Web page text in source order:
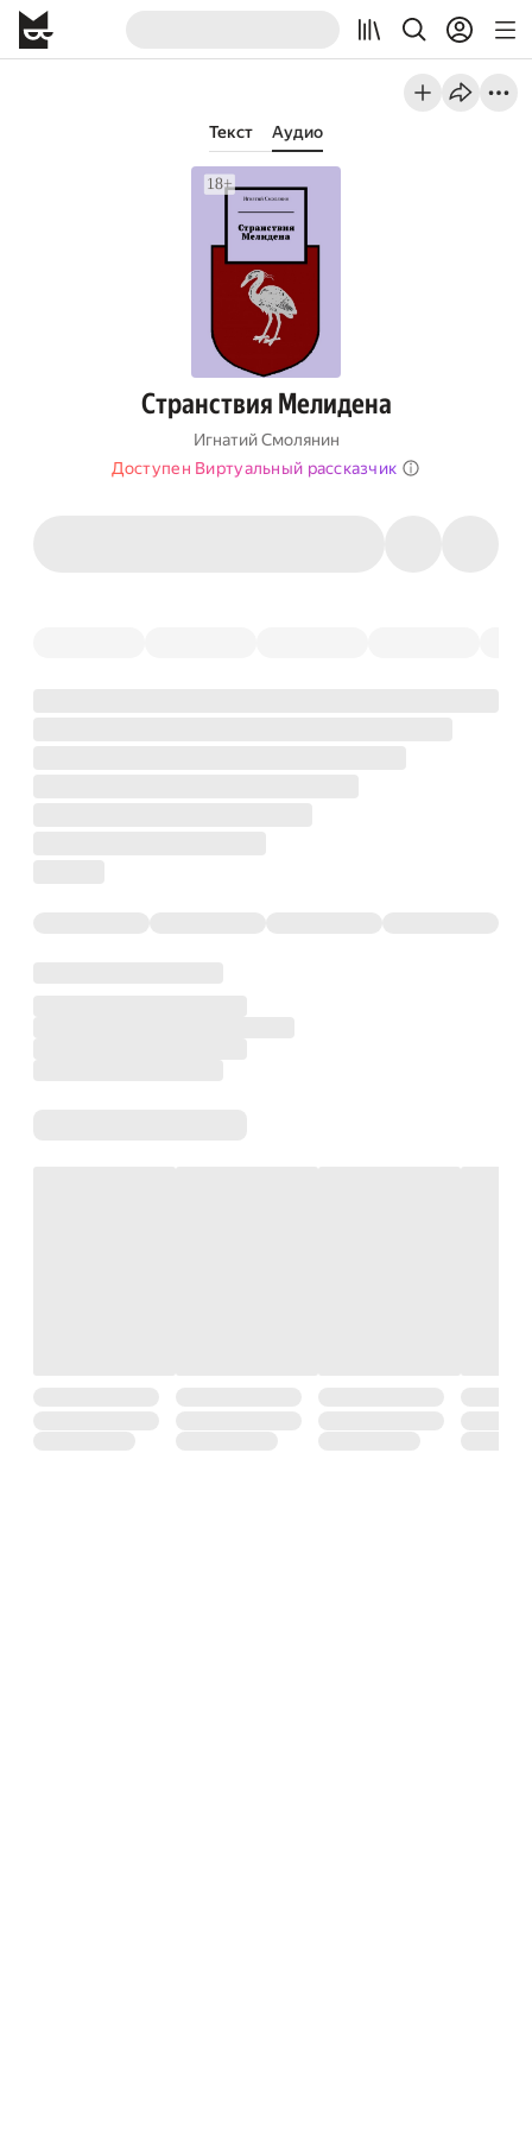
Текст Аудио
Странствия Мелидена
Игнатий Смолянин
Доступен Виртуальный рассказчик